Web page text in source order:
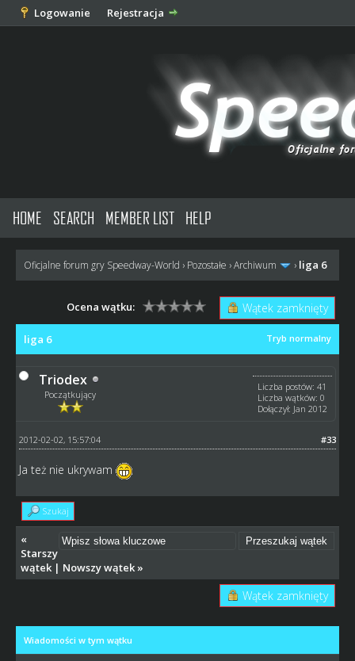
Logowanie Rejestracja
HOME SEARCH MEMBER LIST HELP
Oficjalne forum gry Speedway-World › Pozostałe ›Archiwum › liga 6
Wątek zamknięty
Ocena wątku:
Tryb normalny
liga 6
Triodex
Początkujący
Liczba postów: 41
Liczba wątków: 0
Dołączył: Jan 2012
#33
2012-02-02, 15:57:04
Ja też nie ukrywam
Szukaj
«
Starszy
wątek| Nowszy wątek»
Wątek zamknięty
Wiadomości w tym wątku